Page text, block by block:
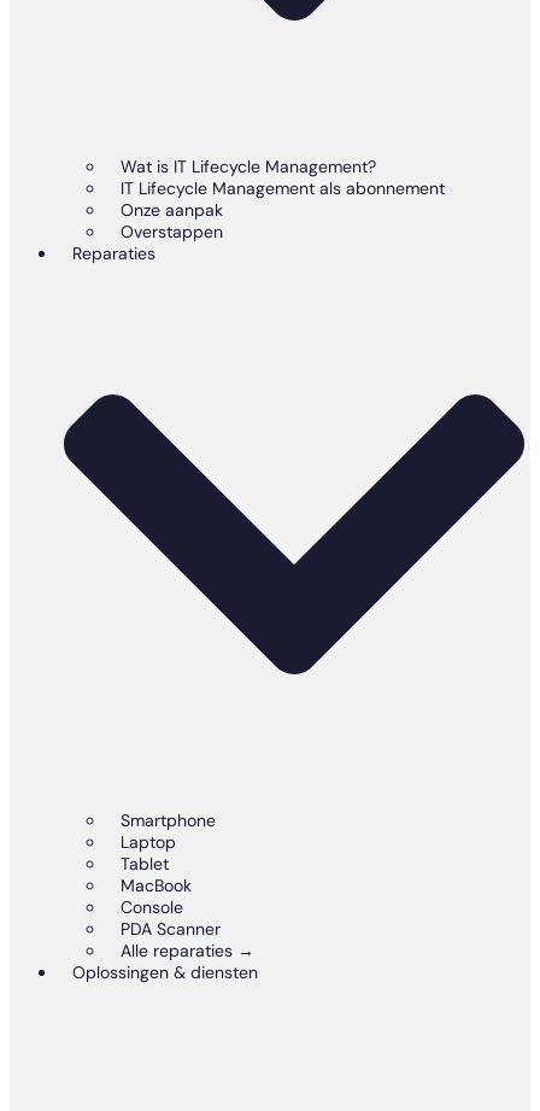
Wat is IT Lifecycle Management?
IT Lifecycle Management als abonnement
Onze aanpak
Overstappen
Reparaties
Smartphone
Laptop
Tablet
MacBook
Console
PDA Scanner
Alle reparaties →
Oplossingen & diensten